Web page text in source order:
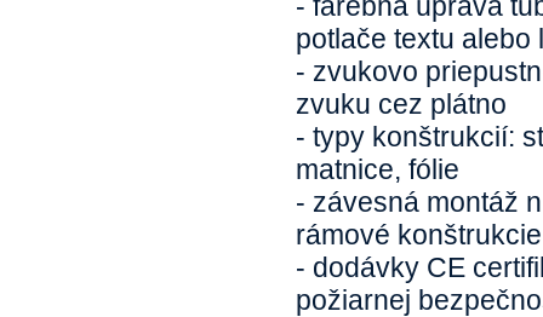
potlače textu alebo
- zvukovo
zvuku cez plátno
- typy konštrukcií:
matnice, fólie
- závesná montáž
rámové
- dodávky CE
požiarnej